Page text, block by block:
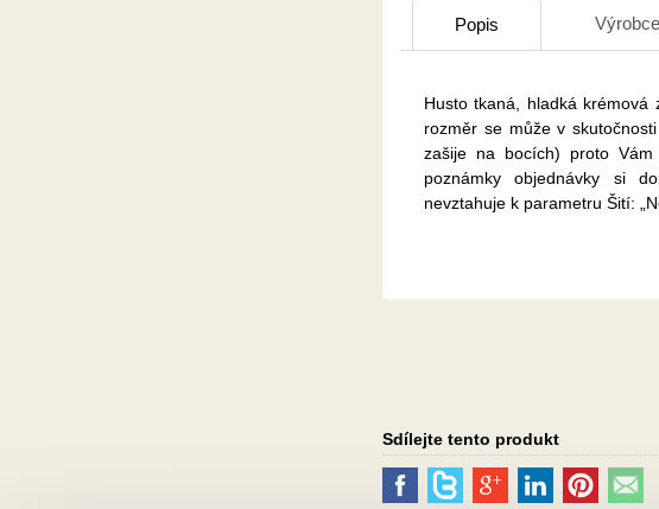
Popis Výrobce
Husto tkaná, hladká krémová
rozměr se může v
zašije na bocích) proto Vám
poznámky objednávky si
nevztahuje k parametru Šití:
Sdílejte tento produkt